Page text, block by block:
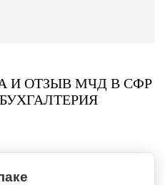
И ОТЗЫВ МЧД В СФР